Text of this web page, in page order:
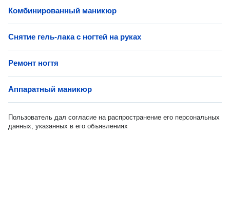
Комбинированный маникюр
Снятие гель-лака с ногтей на руках
Ремонт ногтя
Аппаратный маникюр
Пользователь дал согласие на распространение его персональных
данных, указанных в его объявлениях